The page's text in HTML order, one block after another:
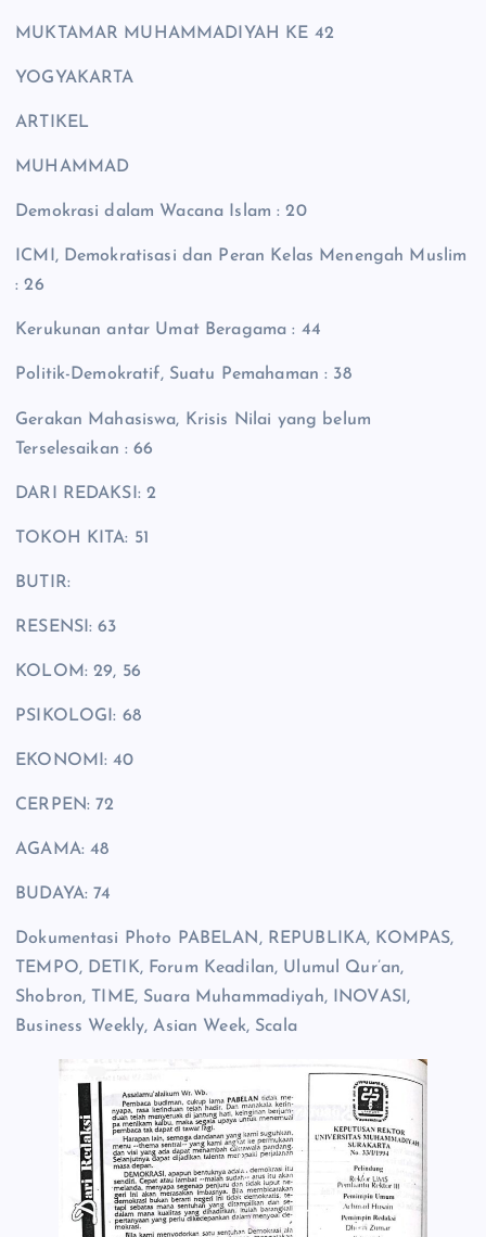
MUKTAMAR MUHAMMADIYAH KE 42
YOGYAKARTA
ARTIKEL
MUHAMMAD
Demokrasi dalam Wacana Islam : 20
ICMI, Demokratisasi dan Peran Kelas Menengah Muslim
: 26
Kerukunan antar Umat Beragama : 44
Politik-Demokratif, Suatu Pemahaman : 38
Gerakan Mahasiswa, Krisis Nilai yang belum
Terselesaikan : 66
DARI REDAKSI: 2
TOKOH KITA: 51
BUTIR:
RESENSI: 63
KOLOM: 29, 56
PSIKOLOGI: 68
EKONOMI: 40
CERPEN: 72
AGAMA: 48
BUDAYA: 74
Dokumentasi Photo PABELAN, REPUBLIKA, KOMPAS,
TEMPO, DETIK, Forum Keadilan, Ulumul Qur’an,
Shobron, TIME, Suara Muhammadiyah, INOVASI,
Business Weekly, Asian Week, Scala